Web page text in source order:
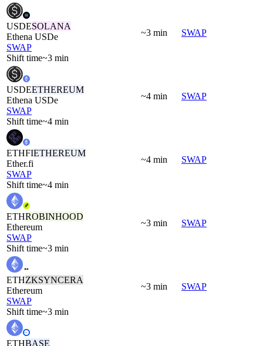
USDESOLANA
Ethena USDe
SWAP
Shift time~3 min
~3 min SWAP
USDEETHEREUM
Ethena USDe
SWAP
Shift time~4 min
~4 min SWAP
ETHFIETHEREUM
Ether.fi
SWAP
Shift time~4 min
~4 min SWAP
ETHROBINHOOD
Ethereum
SWAP
Shift time~3 min
~3 min SWAP
ETHZKSYNCERA
Ethereum
SWAP
Shift time~3 min
~3 min SWAP
ETHBASE